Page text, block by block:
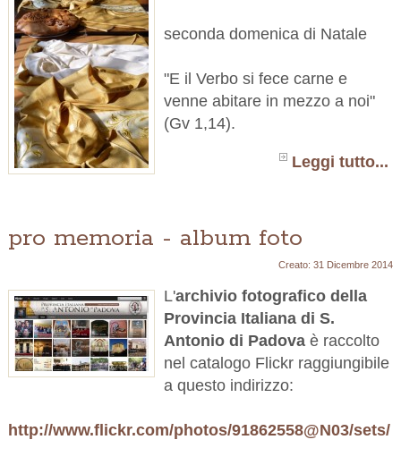
seconda domenica di Natale
"E il Verbo si fece carne e
venne abitare in mezzo a noi"
(Gv 1,14).
Leggi tutto...
pro memoria - album foto
Creato: 31 Dicembre 2014
L'archivio fotografico della
Provincia Italiana di S.
Antonio di Padovaè raccolto
nel catalogo Flickr raggiungibile
a questo indirizzo:
http://www.flickr.com/photos/91862558@N03/sets/